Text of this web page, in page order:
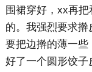
围裙穿好，xx再
的。我强烈要求
要把边擀的薄一些
好了一个圆形饺